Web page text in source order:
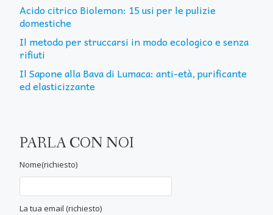
Acido citrico Biolemon: 15 usi per le pulizie
domestiche
Il metodo per struccarsi in modo ecologico e senza
rifiuti
Il Sapone alla Bava di Lumaca: anti-età, purificante
ed elasticizzante
PARLA CON NOI
Nome(richiesto)
La tua email (richiesto)